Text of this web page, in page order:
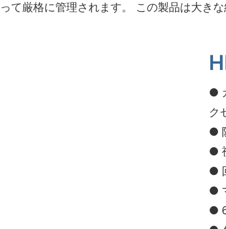
て厳格に管理されます。 この製品は大き
●
ク
●
●
●
●
●